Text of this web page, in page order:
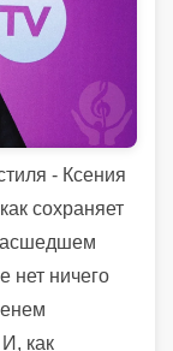
- Ксения
сохраняет
нет ничего
как